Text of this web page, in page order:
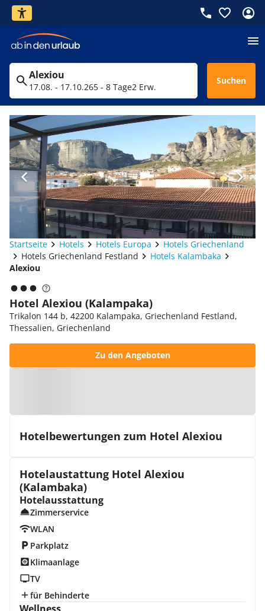
Alexiou
17.08. - 17.10.265 - 8 Tage2 Erw.
Suchen
Startseite Hotels Hotels Europa
Hotels Griechenland
Hotels Griechenland Festland
Hotels Kalambaka
Alexiou
Hotel Alexiou (Kalampaka)
Trikalon 144 b, 42200 Kalampaka, Griechenland Festland,
Thessalien, Griechenland
Zu den Angeboten
Hotelbewertungen zum Hotel Alexiou
Hotelaustattung Hotel Alexiou
(Kalambaka)
Hotelausstattung
Zimmerservice
WLAN
Parkplatz
Klimaanlage
TV
für Behinderte